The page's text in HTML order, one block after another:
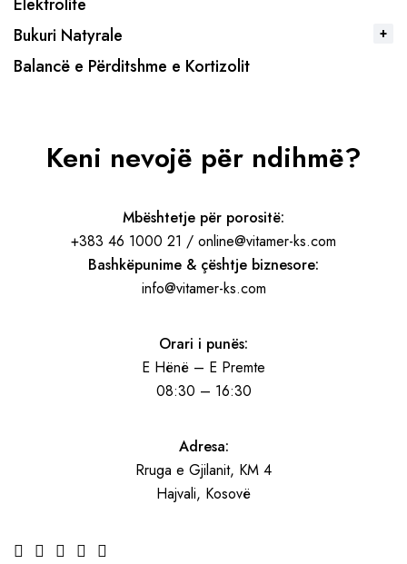
Elektrolite
Bukuri Natyrale
Balancë e Përditshme e Kortizolit
Keni nevojë për ndihmë?
Mbështetje për porositë:
+383 46 1000 21 / online@vitamer-ks.com
Bashkëpunime & çështje biznesore:
info@vitamer-ks.com
Orari i punës:
E Hënë – E Premte
08:30 – 16:30
Adresa:
Rruga e Gjilanit, KM 4
Hajvali, Kosovë